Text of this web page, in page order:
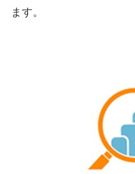
ます。